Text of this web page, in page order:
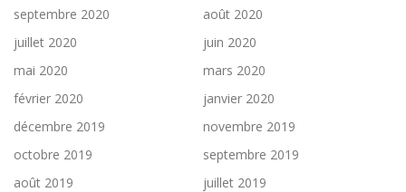
septembre 2020
août 2020
juillet 2020
juin 2020
mai 2020
mars 2020
février 2020
janvier 2020
décembre 2019
novembre 2019
octobre 2019
septembre 2019
août 2019
juillet 2019